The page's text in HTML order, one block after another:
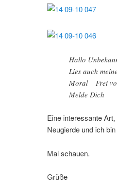
Hallo
Lies auch
Moral – Frei
Melde Dich
Eine interessante
Neugierde und ich
Mal schauen.
Grüße